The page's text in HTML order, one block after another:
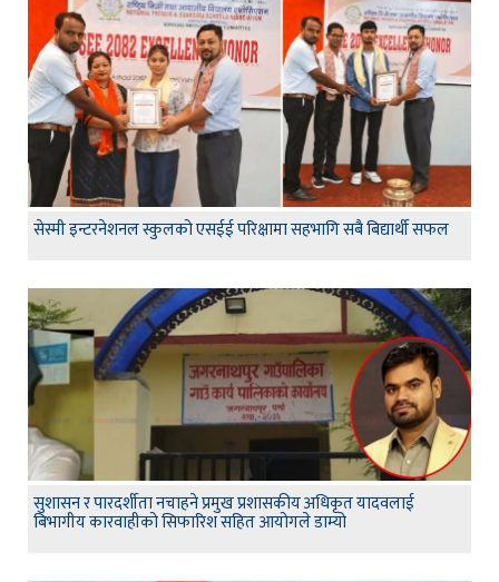
सेस्मी इन्टरनेशनल स्कुलको एसईई परिक्षामा सहभागि सबै बिद्यार्थी सफल
सुशासन र पारदर्शीता नचाहने प्रमुख प्रशासकीय अधिकृत यादवलाई
बिभागीय कारवाहीको सिफारिश सहित आयोगले डाम्यो